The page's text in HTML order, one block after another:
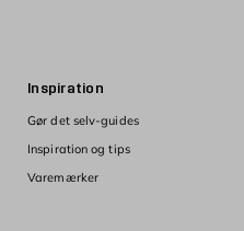
Inspiration
Gør det selv-guides
Inspiration og tips
Varemærker